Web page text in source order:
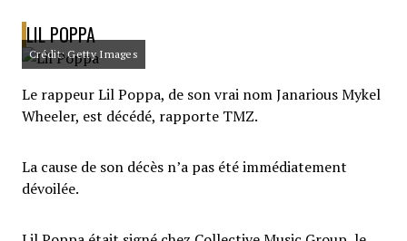
LIL POPPA
Crédit: Getty Images
Le rappeur Lil Poppa, de son vrai nom Janarious Mykel
Wheeler, est décédé, rapporte TMZ.
La cause de son décès n’a pas été immédiatement
dévoilée.